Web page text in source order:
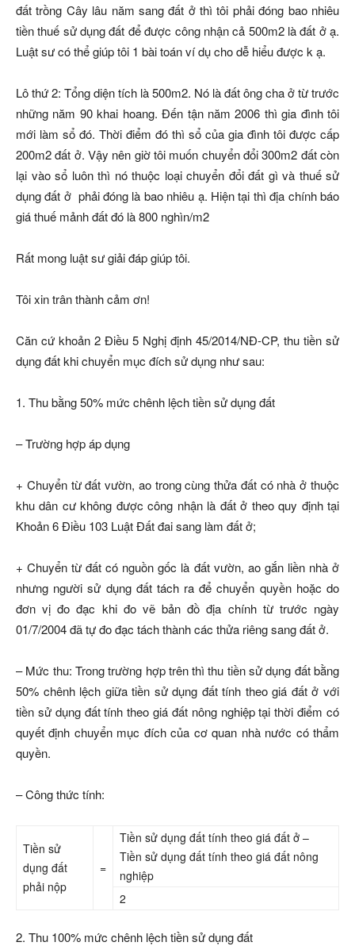
đất trồng Cây lâu năm sang đất ở thì tôi phải đóng bao nhiêu
tiền thuế sử dụng đất để được công nhận cả 500m2 là đất ở ạ.
Luật sư có thể giúp tôi 1 bài toán ví dụ cho dễ hiểu được k ạ.
Lô thứ 2: Tổng diện tích là 500m2. Nó là đất ông cha ở từ trước
những năm 90 khai hoang. Đến tận năm 2006 thì gia đình tôi
mới làm sổ đó. Thời điểm đó thì sổ của gia đình tôi được cấp
200m2 đất ở. Vậy nên giờ tôi muốn chuyển đổi 300m2 đất còn
lại vào sổ luôn thì nó thuộc loại chuyển đổi đất gì và thuế sử
dụng đất ở phải đóng là bao nhiêu ạ. Hiện tại thì địa chính báo
giá thuế mảnh đất đó là 800 nghìn/m2
Rất mong luật sư giải đáp giúp tôi.
Tôi xin trân thành cảm ơn!
Căn cứ khoản 2 Điều 5 Nghị định 45/2014/NĐ-CP, thu tiền sử
dụng đất khi chuyển mục đích sử dụng như sau:
1. Thu bằng 50% mức chênh lệch tiền sử dụng đất
– Trường hợp áp dụng
+ Chuyển từ đất vườn, ao trong cùng thửa đất có nhà ở thuộc
khu dân cư không được công nhận là đất ở theo quy định tại
Khoản 6 Điều 103 Luật Đất đai sang làm đất ở;
+ Chuyển từ đất có nguồn gốc là đất vườn, ao gắn liền nhà ở
nhưng người sử dụng đất tách ra để chuyển quyền hoặc do
đơn vị đo đạc khi đo vẽ bản đồ địa chính từ trước ngày
01/7/2004 đã tự đo đạc tách thành các thửa riêng sang đất ở.
– Mức thu: Trong trường hợp trên thì thu tiền sử dụng đất bằng
50% chênh lệch giữa tiền sử dụng đất tính theo giá đất ở với
tiền sử dụng đất tính theo giá đất nông nghiệp tại thời điểm có
quyết định chuyển mục đích của cơ quan nhà nước có thẩm
quyền.
– Công thức tính:
Tiền sử
dụng đất
phải nộp
=
Tiền sử dụng đất tính theo giá đất ở –
Tiền sử dụng đất tính theo giá đất nông
nghiệp
2
2. Thu 100% mức chênh lệch tiền sử dụng đất